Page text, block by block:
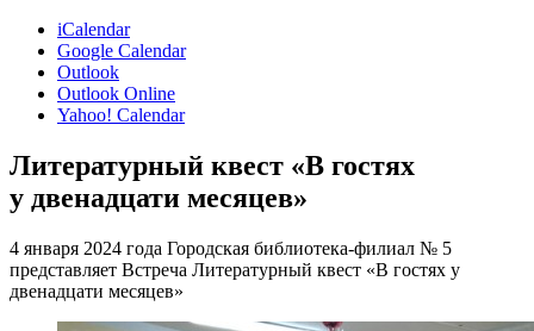
iCalendar
Google Calendar
Outlook
Outlook Online
Yahoo! Calendar
Литературный квест «В гостях
у двенадцати месяцев»
4 января 2024 года Городская библиотека-филиал № 5
представляет Встреча Литературный квест «В гостях у
двенадцати месяцев»